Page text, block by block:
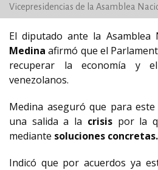
Vicepresidencias de la Asamblea
El diputado ante la Asamblea
Medina afirmó que el
recuperar la economía y
venezolanos.
Medina aseguró que para
una salida a la crisispor la
mediante soluciones concretas.
Indicó que por acuerdos ya